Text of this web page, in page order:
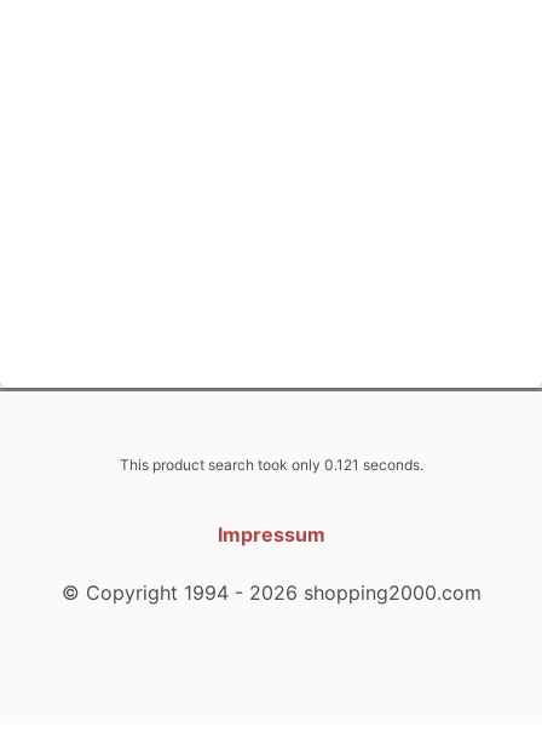
This product search took only 0.121 seconds.
Impressum
© Copyright 1994 - 2026 shopping2000.com